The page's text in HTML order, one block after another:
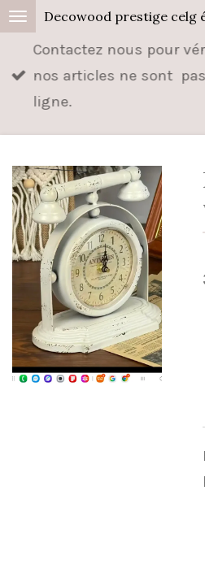
Passer
contenu
principal
Contactez nous pour
nos articles ne sont
ligne.